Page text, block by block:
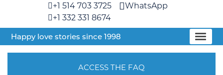
+1 514 703 3725
+1 332 331 8674
WhatsApp
Happy love stories since 1998
ACCESS THE FAQ